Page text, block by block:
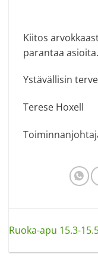
Kiitos
parantaa asioita.
Ystävällisin
Terese Hoxell
Ruoka-apu 15.3-